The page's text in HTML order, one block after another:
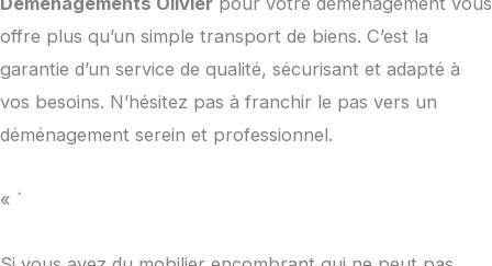
offre plus qu’un simple transport de biens. C’est la
garantie d’un service de qualité, sécurisant et adapté à
vos besoins. N’hésitez pas à franchir le pas vers un
déménagement serein et professionnel.
« `